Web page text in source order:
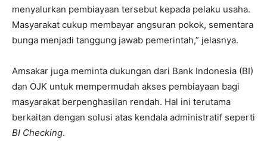
menyalurkan pembiayaan tersebut kepada pelaku usaha.
Masyarakat cukup membayar angsuran pokok, sementara
bunga menjadi tanggung jawab pemerintah,” jelasnya.
Amsakar juga meminta dukungan dari Bank Indonesia (BI)
dan OJK untuk mempermudah akses pembiayaan bagi
masyarakat berpenghasilan rendah. Hal ini terutama
berkaitan dengan solusi atas kendala administratif seperti
BI Checking.